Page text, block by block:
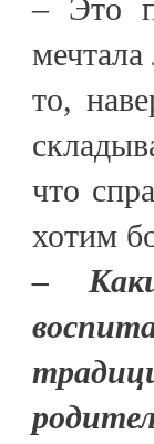
– Это
то,
что
хотим
–